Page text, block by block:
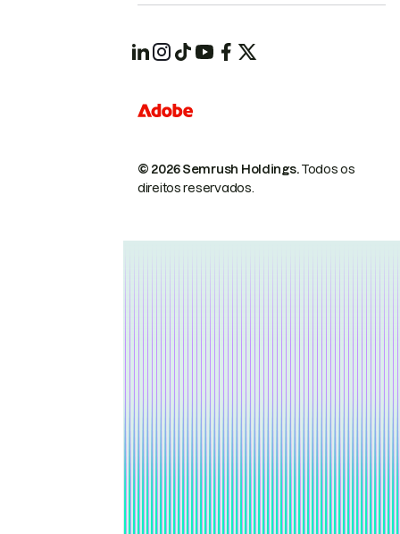
© 2026 Semrush Holdings.Todos os
direitos reservados.